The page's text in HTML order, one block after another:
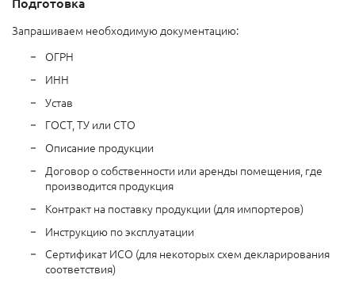
Запрашиваем необходимую документацию:
ОГРН
ИНН
Устав
ГОСТ, ТУ или СТО
Описание продукции
Договор о собственности или аренды помещения, где
производится продукция
Контракт на поставку продукции (для импортеров)
Инструкцию по эксплуатации
Сертификат ИСО (для некоторых схем декларирования
соответствия)